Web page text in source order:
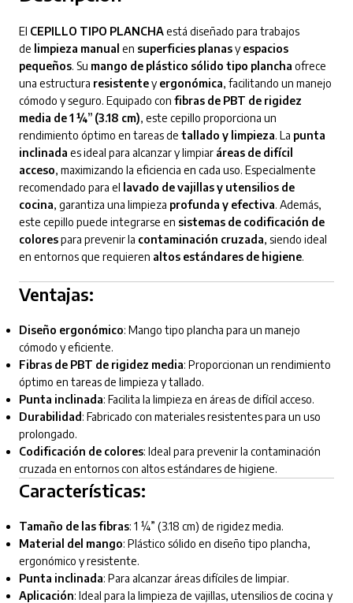
El CEPILLO TIPO PLANCHAestá diseñado para trabajos
de limpieza manual en superficies planasyespacios
pequeños. Su mango de plástico sólido tipo plancha ofrece
una estructura resistenteyergonómica, facilitando un manejo
cómodo y seguro. Equipado con fibras de PBT de rigidez
media de 1 ¼” (3.18 cm), este cepillo proporciona un
rendimiento óptimo en tareas de tallado y limpieza. La punta
inclinada es ideal para alcanzar y limpiar áreas de difícil
acceso, maximizando la eficiencia en cada uso. Especialmente
recomendado para el lavado de vajillas y utensilios de
cocina, garantiza una limpieza profunda y efectiva. Además,
este cepillo puede integrarse en sistemas de codificación de
colorespara prevenir la contaminación cruzada, siendo ideal
en entornos que requieren altos estándares de higiene.
Ventajas:
Diseño ergonómico: Mango tipo plancha para un manejo
cómodo y eficiente.
Fibras de PBT de rigidez media: Proporcionan un rendimiento
óptimo en tareas de limpieza y tallado.
Punta inclinada: Facilita la limpieza en áreas de difícil acceso.
Durabilidad : Fabricado con materiales resistentes para un uso
prolongado.
Codificación de colores: Ideal para prevenir la contaminación
cruzada en entornos con altos estándares de higiene.
Características:
Tamaño de las fibras: 1 ¼” (3.18 cm) de rigidez media.
Material del mango: Plástico sólido en diseño tipo plancha,
ergonómico y resistente.
Punta inclinada: Para alcanzar áreas difíciles de limpiar.
Aplicación: Ideal para la limpieza de vajillas, utensilios de cocina y